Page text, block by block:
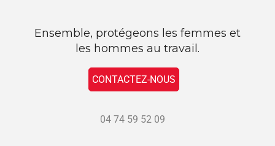
Ensemble, protégeons les femmes et
les hommes au travail.
CONTACTEZ-NOUS
04 74 59 52 09